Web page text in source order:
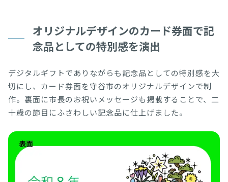
オリジナルデザインのカード券面で記
念品としての特別感を演出
デジタルギフトでありながらも記念品としての特別感を大
切にし、カード券面を守谷市のオリジナルデザインで制
作。裏面に市長のお祝いメッセージも掲載することで、二
十歳の節目にふさわしい記念品に仕上げました。